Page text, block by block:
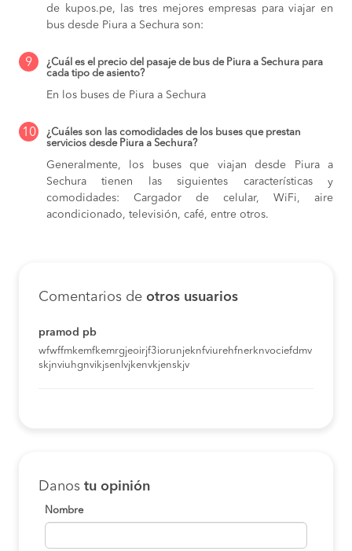
de kupos.pe, las tres mejores empresas para viajar en
bus desde Piura a Sechura son:
9
¿Cuál es el precio del pasaje de bus de Piura a Sechura para
cada tipo de asiento?
En los buses de Piura a Sechura
10
¿Cuáles son las comodidades de los buses que prestan
servicios desde Piura a Sechura?
Generalmente, los buses que viajan desde Piura a
Sechura tienen las siguientes características y
comodidades: Cargador de celular, WiFi, aire
acondicionado, televisión, café, entre otros.
Comentarios de otros usuarios
pramod pb
wfwffmkemfkemrgjeoirjf3iorunjeknfviurehfnerknvociefdmv
skjnviuhgnvikjsenlvjkenvkjenskjv
Danos tu opinión
Nombre